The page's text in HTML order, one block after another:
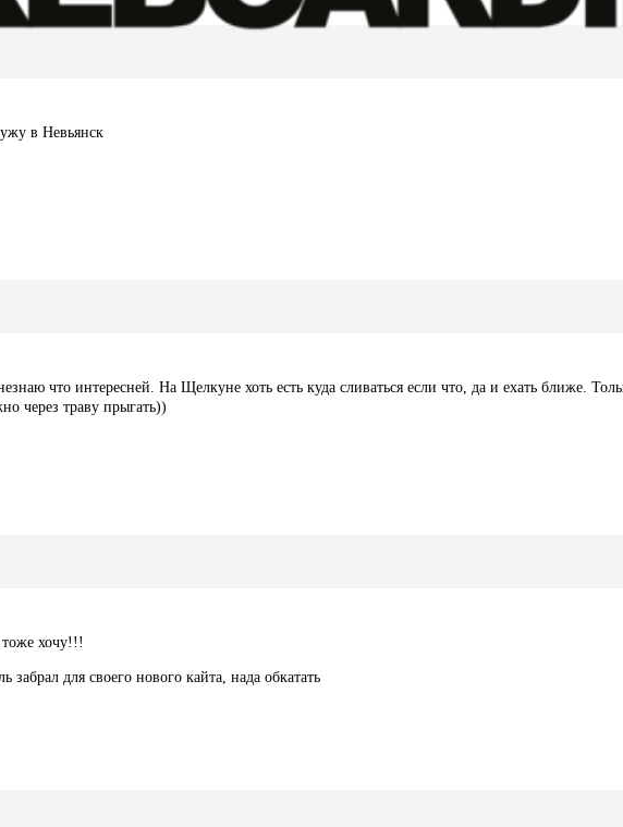
в Невьянск
что интересней. На Щелкуне хоть есть куда сливаться если что, да и ехать ближе.
через траву прыгать))
тоже хочу!!!
забрал для своего нового кайта, нада обкатать